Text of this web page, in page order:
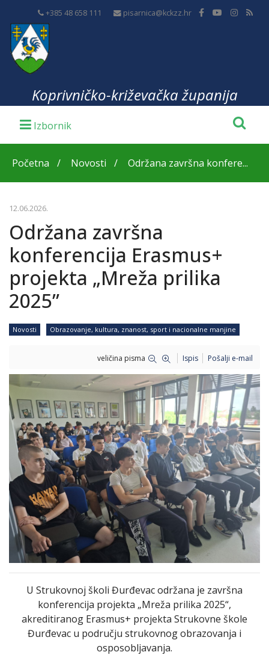
+385 48 658 111 pisarnica@kckzz.hr
Koprivničko-križevačka županija
Početna Novosti Održana završna konfere...
12.06.2026.
Održana završna
konferencija Erasmus+
projekta „Mreža prilika
2025”
Novosti Obrazovanje, kultura, znanost, sport i nacionalne manjine
veličina pisma Ispis Pošalji e-mail
U Strukovnoj školi Đurđevac održana je završna
konferencija projekta „Mreža prilika 2025“,
akreditiranog Erasmus+ projekta Strukovne škole
Đurđevac u području strukovnog obrazovanja i
osposobljavanja.